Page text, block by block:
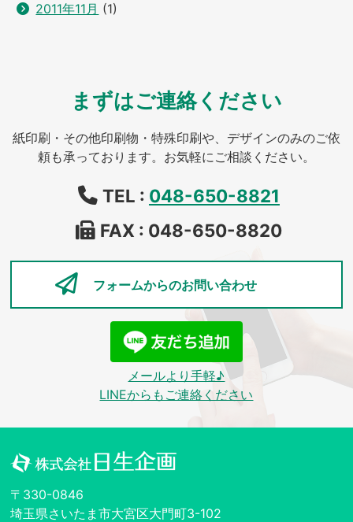
2011年11月 (1)
まずはご連絡ください
紙印刷・その他印刷物・特殊印刷や、デザインのみのご依
頼も承っております。お気軽にご相談ください。
TEL : 048-650-8821
FAX : 048-650-8820
フォームからのお問い合わせ
メールより手軽♪
LINEからもご連絡ください
〒330-0846
埼玉県さいたま市大宮区大門町3-102